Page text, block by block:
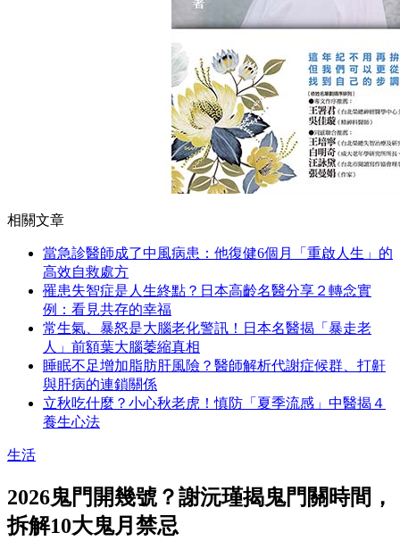
相關文章
當急診醫師成了中風病患：他復健6個月「重啟人生」的
高效自救處方
罹患失智症是人生終點？日本高齡名醫分享２轉念實
例：看見共存的幸福
常生氣、暴怒是大腦老化警訊！日本名醫揭「暴走老
人」前額葉大腦萎縮真相
睡眠不足增加脂肪肝風險？醫師解析代謝症候群、打鼾
與肝病的連鎖關係
立秋吃什麼？小心秋老虎！慎防「夏季流感」中醫揭４
養生心法
生活
2026鬼門開幾號？謝沅瑾揭鬼門關時間，
拆解10大鬼月禁忌